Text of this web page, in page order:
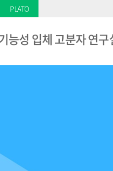
PLATO
능성 입체 고분자 연구